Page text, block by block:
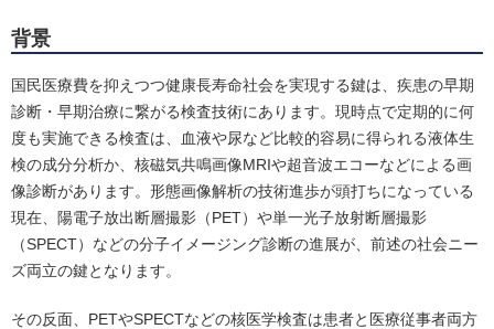
背景
国民医療費を抑えつつ健康長寿命社会を実現する鍵は、疾患の早期
診断・早期治療に繋がる検査技術にあります。現時点で定期的に何
度も実施できる検査は、血液や尿など比較的容易に得られる液体生
検の成分分析か、核磁気共鳴画像MRIや超音波エコーなどによる画
像診断があります。形態画像解析の技術進歩が頭打ちになっている
現在、陽電子放出断層撮影（PET）や単一光子放射断層撮影
（SPECT）などの分子イメージング診断の進展が、前述の社会ニー
ズ両立の鍵となります。
その反面、PETやSPECTなどの核医学検査は患者と医療従事者両方